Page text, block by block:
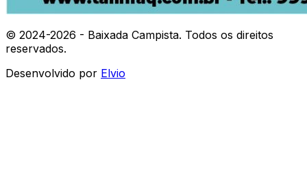
© 2024-2026 - Baixada Campista. Todos os direitos
reservados.
Desenvolvido por Elvio